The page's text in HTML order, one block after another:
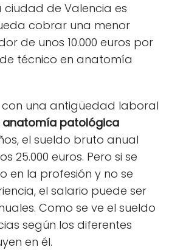
ciudad de Valencia es
cobrar una menor
de unos 10.000 euros por
técnico en anatomía
con una antigüedad laboral
anatomía patológica
el sueldo bruto anual
25.000 euros. Pero si se
en la profesión y no se
el salario puede ser
Como se ve el sueldo
según los diferentes
en él.